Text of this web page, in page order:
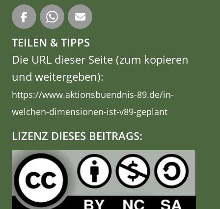
TEILEN & TIPPS
Die URL dieser Seite (zum kopieren
und weitergeben):
https://www.aktionsbuendnis-89.de/in-
welchen-dimensionen-ist-v89-geplant
LIZENZ DIESES BEITRAGS: